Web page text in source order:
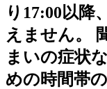
り17:00以降
えません。
まいの症状
めの時間帯